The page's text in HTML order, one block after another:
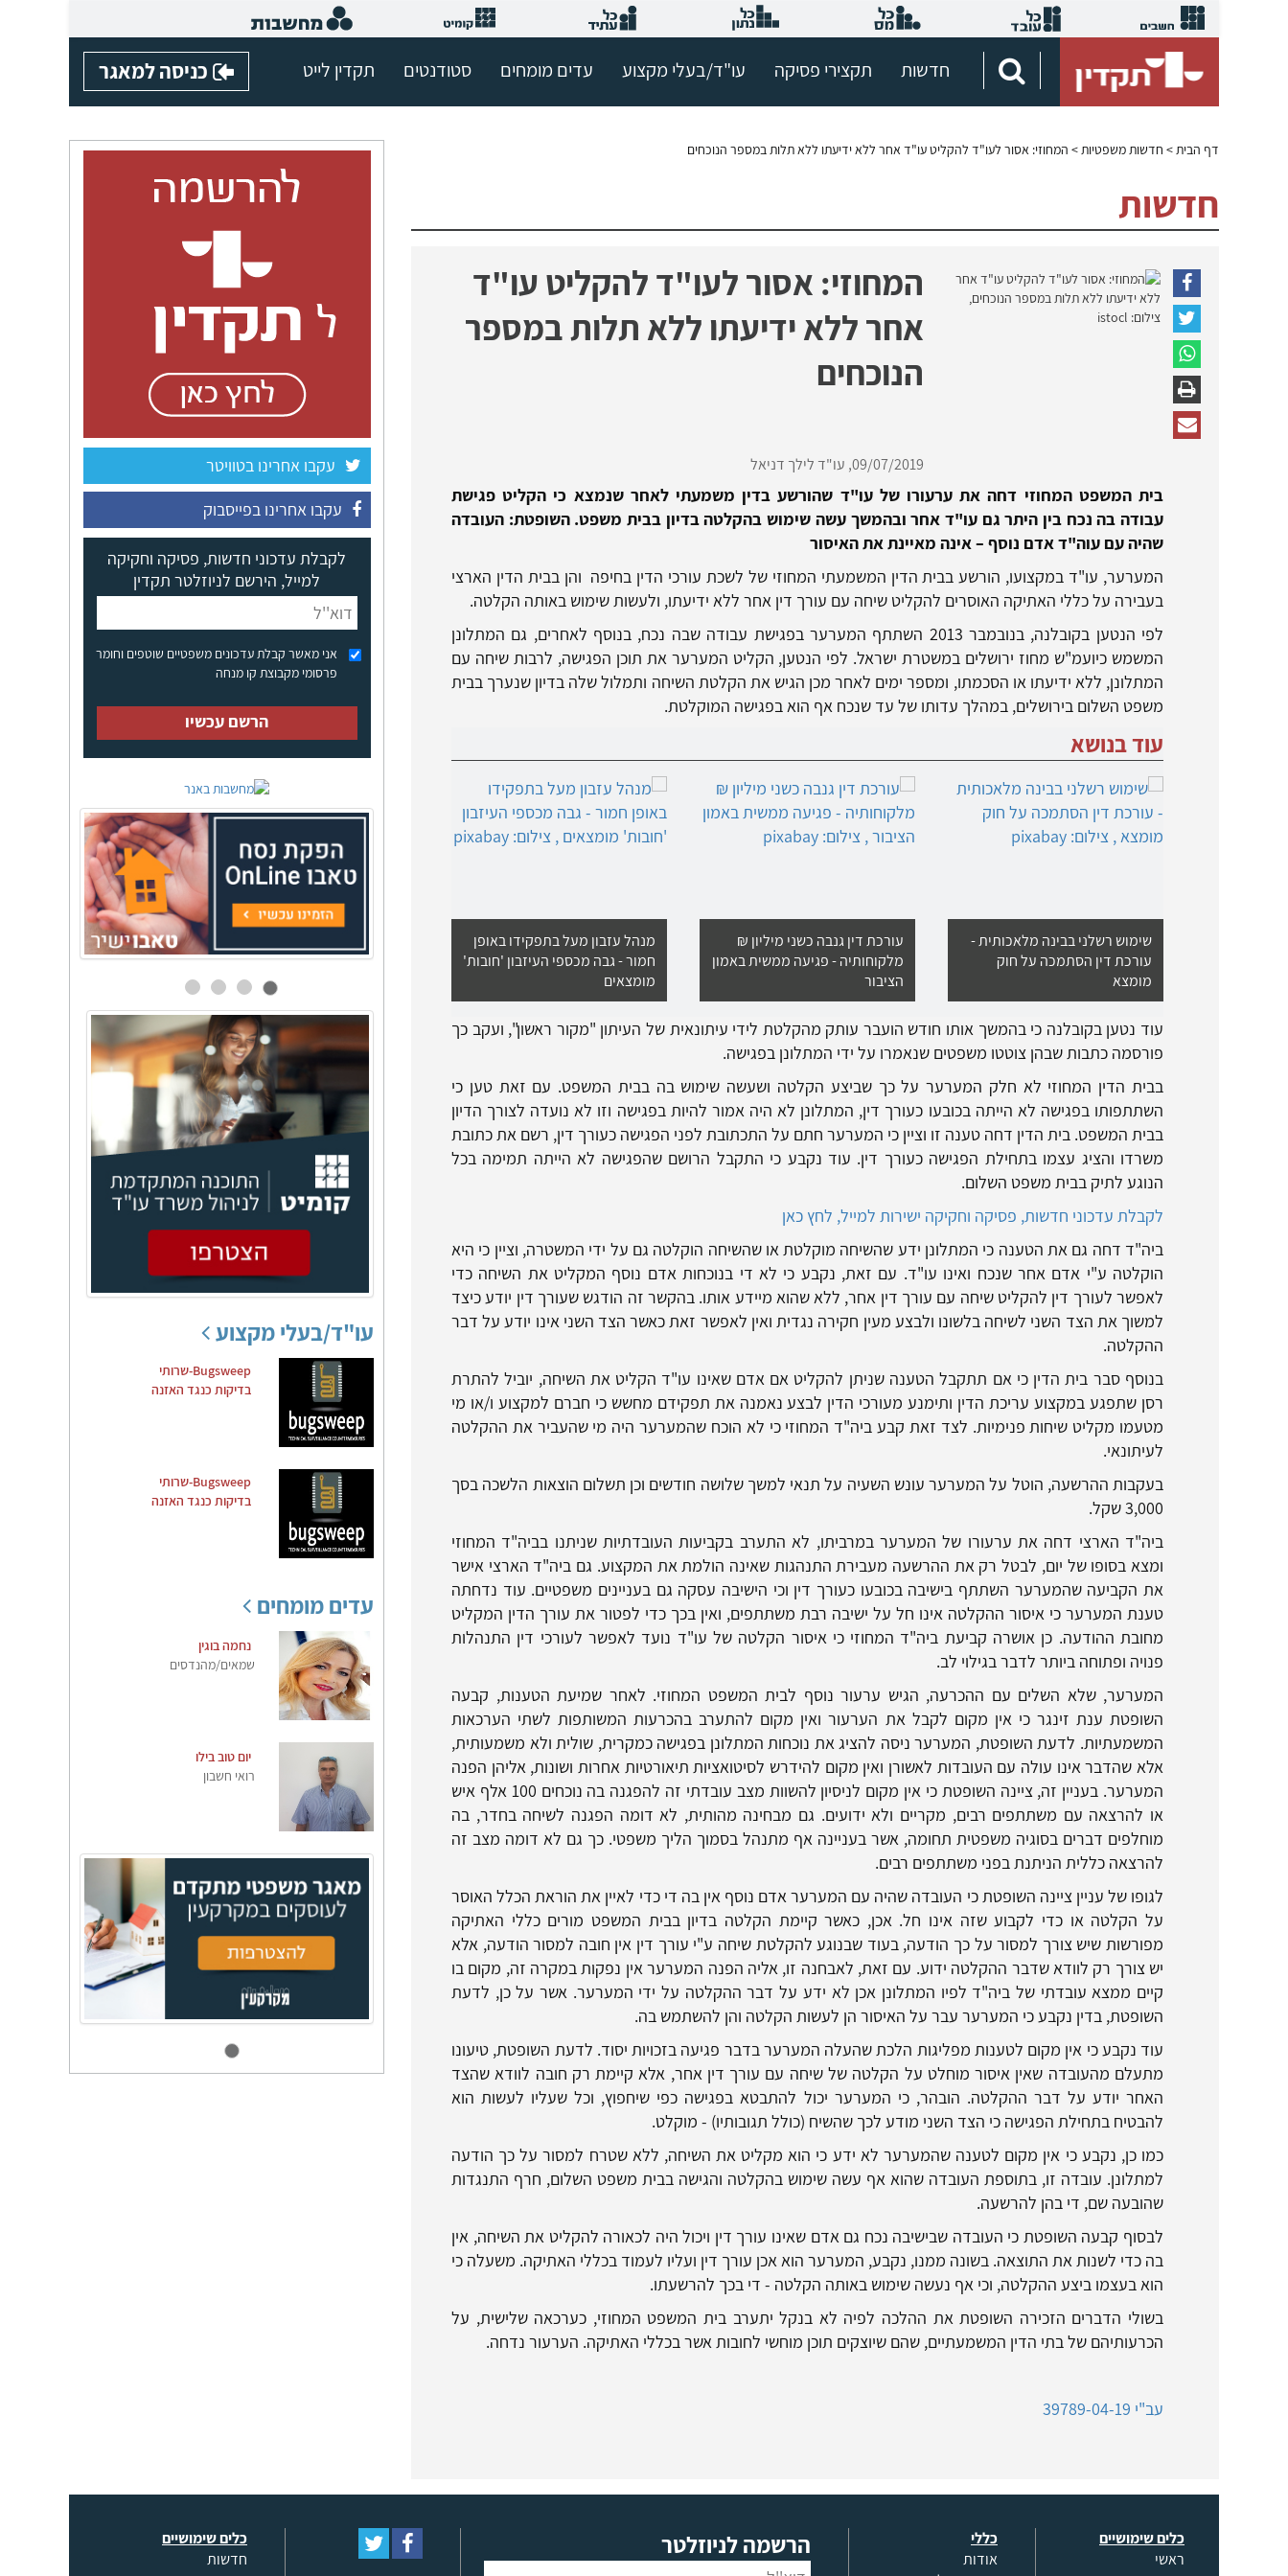
חדשות תקצירי פסיקה עו"ד/בעלי מקצוע עדים מומחים סטודנטים תקדין לייט כניסה למאגר
דף הבית> חדשות משפטיות> המחוזי: אסור לעו"ד להקליט עו"ד אחר ללא ידיעתו ללא תלות במספר הנוכחים
חדשות
המחוזי: אסור לעו"ד להקליט עו"ד
אחר ללא ידיעתו ללא תלות במספר
הנוכחים
09/07/2019, עו"ד לילך דניאל
בית המשפט המחוזי דחה את ערעורו של עו"ד שהורשע בדין משמעתי לאחר שנמצא כי הקליט פגישת
עבודה בה נכח בין היתר גם עו"ד אחר ובהמשך עשה שימוש בהקלטה בדיון בבית משפט. השופטת: העובדה
שהיה עם עוה"ד אדם נוסף – אינה מאיינת את האיסור
המערער, עו"ד במקצועו, הורשע בבית הדין המשמעתי המחוזי של לשכת עורכי הדין בחיפה והן בבית הדין הארצי
בעבירה על כללי האתיקה האוסרים להקליט שיחה עם עורך דין אחר ללא ידיעתו, ולעשות שימוש באותה הקלטה.
לפי הנטען בקובלנה, בנובמבר 2013 השתתף המערער בפגישת עבודה שבה נכח, בנוסף לאחרים, גם המתלונן
המשמש כיועמ"ש מחוז ירושלים במשטרת ישראל. לפי הנטען, הקליט המערער את תוכן הפגישה, לרבות שיחה עם
המתלונן, ללא ידיעתו או הסכמתו, ומספר ימים לאחר מכן הגיש את הקלטת השיחה ותמלול שלה בדיון שנערך בבית
משפט השלום בירושלים, במהלך עדותו של עד שנכח אף הוא בפגישה המוקלטת.
עוד בנושא
שימוש רשלני בבינה מלאכותית -
עורכת דין הסתמכה על חוק
מומצא
עורכת דין גנבה כשני מיליון ₪
מלקוחותיה - פגיעה ממשית באמון
הציבור
מנהל עזבון מעל בתפקידו באופן
חמור - גבה מכספי העיזבון 'חובות'
מומצאים
עוד נטען בקובלנה כי בהמשך אותו חודש הועבר עותק מהקלטת לידי עיתונאית של העיתון "מקור ראשון", ועקב כך
פורסמה כתבות שבהן צוטטו משפטים שנאמרו על ידי המתלונן בפגישה.
בבית הדין המחוזי לא חלק המערער על כך שביצע הקלטה ושעשה שימוש בה בבית המשפט. עם זאת טען כי
השתתפותו בפגישה לא הייתה בכובעו כעורך דין, המתלונן לא היה אמור להיות בפגישה וזו לא נועדה לצורך הדיון
בבית המשפט. בית הדין דחה טענה זו וציין כי המערער חתם על התכתובת לפני הפגישה כעורך דין, רשם את כתובת
משרדו והציג עצמו בתחילת הפגישה כעורך דין. עוד נקבע כי התקבל הרושם שהפגישה לא הייתה תמימה בכל
הנוגע לתיק בבית משפט השלום.
לקבלת עדכוני חדשות, פסיקה וחקיקה ישירות למייל, לחץ כאן
ביה"ד דחה גם את הטענה כי המתלונן ידע שהשיחה מוקלטת או שהשיחה הוקלטה גם על ידי המשטרה, וציין כי היא
הוקלטה ע"י אדם אחר שנכח ואינו עו"ד. עם זאת, נקבע כי לא די בנוכחות אדם נוסף המקליט את השיחה כדי
לאפשר לעורך דין להקליט שיחה עם עורך דין אחר, ללא שהוא מיידע אותו. בהקשר זה הודגש שעורך דין יודע כיצד
למשוך את הצד השני לשיחה בלשונו ולבצע מעין חקירה נגדית ואין לאפשר זאת כאשר הצד השני אינו יודע על דבר
ההקלטה.
בנוסף סבר בית הדין כי אם תתקבל הטענה שניתן להקליט אם אדם שאינו עו"ד הקליט את השיחה, יוביל להתרת
רסן שתפגע במקצוע עריכת הדין ותימנע מעורכי הדין לבצע נאמנה את תפקידם מחשש כי חברם למקצוע ו/או מי
מטעמו מקליט שיחות פנימיות. לצד זאת קבע ביה"ד המחוזי כי לא הוכח שהמערער היה מי שהעביר את ההקלטה
לעיתונאי.
בעקבות ההרשעה, הוטל על המערער עונש השעיה על תנאי למשך שלושה חודשים וכן תשלום הוצאות הלשכה בסך
3,000 שקל.
ביה"ד הארצי דחה את ערעורו של המערער במרביתו, לא התערב בקביעות העובדתיות שניתנו בביה"ד המחוזי
ומצא בסופו של יום, לבטל רק את ההרשעה מעבירת התנהגות שאינה הולמת את המקצוע. גם ביה"ד הארצי אישר
את הקביעה שהמערער השתתף בישיבה בכובעו כעורך דין וכי הישיבה עסקה גם בעניינים משפטיים. עוד נדחתה
טענת המערער כי איסור ההקלטה אינו חל על ישיבה רבת משתתפים, ואין בכך כדי לפטור את עורך הדין המקליט
מחובת ההודעה. כן אושרה קביעת ביה"ד המחוזי כי איסור הקלטה של עו"ד נועד לאפשר לעורכי דין התנהלות
פנויה ופתוחה ביותר לדבר בגילוי לב.
המערער, שלא השלים עם ההכרעה, הגיש ערעור נוסף לבית המשפט המחוזי. לאחר שמיעת הטענות, קבעה
השופטת ענת זינגר כי אין מקום לקבל את הערעור ואין מקום להתערב בהכרעות המשותפות לשתי הערכאות
המשמעתיות. לדעת השופטת, המערער ניסה להציג את נוכחות המתלונן בפגישה כמקרית, שולית ולא משמעותית,
אלא שהדבר אינו עולה עם העובדות לאשורן ואין מקום להידרש לסיטואציות תיאורטיות אחרות ושונות, אליהן הפנה
המערער. בעניין זה, ציינה השופטת כי אין מקום לניסיון להשוות מצב עובדתי זה להפגנה בה נוכחים 100 אלף איש
או להרצאה עם משתתפים רבים, מקריים ולא ידועים. גם מבחינה מהותית, לא דומה הפגנה לשיחה בחדר, בה
מוחלפים דברים בסוגיה משפטית תחומה, אשר בעניינה אף מתנהל בסמוך הליך משפטי. כך גם לא דומה מצב זה
להרצאה כללית הניתנת בפני משתתפים רבים.
לגופו של עניין ציינה השופטת כי העובדה שהיה עם המערער אדם נוסף אין בה די כדי לאיין את הוראת הכלל האוסר
על הקלטה או כדי לקבוע שזה אינו חל. אכן, כאשר קיימת הקלטה בדיון בבית המשפט מורים כללי האתיקה
מפורשות שיש צורך למסור על כך הודעה, בעוד שבנוגע להקלטת שיחה ע"י עורך דין אין חובה למסור הודעה, אלא
יש צורך רק לוודא שדבר ההקלטה ידוע. עם זאת, לאבחנה זו, אליה הפנה המערער אין נפקות במקרה זה, מקום בו
קיים ממצא עובדתי של ביה"ד לפיו המתלונן אכן לא ידע על דבר ההקלטה על ידי המערער. אשר על כן, לדעת
השופטת, בדין נקבע כי המערער עבר על האיסור הן לעשות הקלטה והן להשתמש בה.
עוד נקבע כי אין מקום לטענות מפליגות הלכת שהעלה המערער בדבר פגיעה בזכויות יסוד. לדעת השופטת, טיעונו
מתעלם מהעובדה שאין איסור מוחלט על הקלטה של שיחה עם עורך דין אחר, אלא קיימת רק חובה לוודא שהצד
האחר יודע על דבר ההקלטה. הובהר, כי המערער יכול להתבטא בפגישה כפי שיחפוץ, וכל שעליו לעשות הוא
להבטיח בתחילת הפגישה כי הצד השני מודע לכך שהשיח (כולל תגובותיו) - מוקלט.
כמו כן, נקבע כי אין מקום לטענה שהמערער לא ידע כי הוא מקליט את השיחה, ללא שטרח למסור על כך הודעה
למתלונן. עובדה זו, בתוספת העובדה שהוא אף עשה שימוש בהקלטה והגישה בבית משפט השלום, חרף התנגדות
שהובעה שם, די בהן להרשעה.
לבסוף קבעה השופטת כי העובדה שבישיבה נכח גם אדם שאינו עורך דין ויכול היה לכאורה להקליט את השיחה, אין
בה כדי לשנות את התוצאה. בשונה ממנו, נקבע, המערער הוא אכן עורך דין ועליו לעמוד בכללי האתיקה. משעלה כי
הוא בעצמו ביצע ההקלטה, וכי אף נעשה שימוש באותה הקלטה - די בכך להרשעתו.
בשולי הדברים הזכירה השופטת את ההלכה לפיה לא בנקל יתערב בית המשפט המחוזי, כערכאה שלישית, על
הכרעותיהם של בתי הדין המשמעתיים, שהם שיוצקים תוכן מוחשי לחובות אשר בכללי האתיקה. הערעור נדחה.
עב"י 39789-04-19
עקבו אחרינו בטוויטר
עקבו אחרינו בפייסבוק
לקבלת עדכוני חדשות, פסיקה וחקיקה
למייל, הירשם לניוזלטר תקדין
אני מאשר קבלת עדכונים משפטיים שוטפים וחומר
פרסומי מקבוצת קו מנחה
הרשם עכשיו
עו"ד/בעלי מקצוע
Bugsweep-שרותי
בדיקות כנגד האזנה
Bugsweep-שרותי
בדיקות כנגד האזנה
עדים מומחים
נחמה בוגין
שמאים/מהנדסים
יום טוב בילו
רואי חשבון
כלים שימושיים
ראשי
כללי
אודות
הרשמה לניוזלטר
כלים שימושיים
חדשות